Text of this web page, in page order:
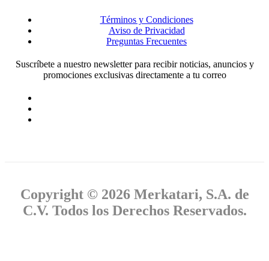
Términos y Condiciones
Aviso de Privacidad
Preguntas Frecuentes
Suscríbete a nuestro newsletter para recibir noticias, anuncios y
promociones exclusivas directamente a tu correo
Copyright © 2026 Merkatari, S.A. de
C.V. Todos los Derechos Reservados.